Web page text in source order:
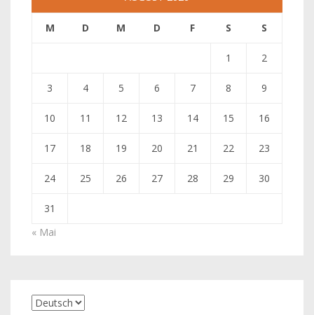
M D M D F S S
1 2
3 4 5 6 7 8 9
10 11 12 13 14 15 16
17 18 19 20 21 22 23
24 25 26 27 28 29 30
31
« Mai